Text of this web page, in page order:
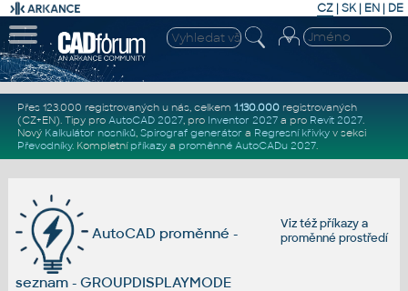
CZ | SK| EN | DE
Přes 123.000 registrovaných u nás, celkem 1.130.000registrovaných
(CZ+EN). Tipy pro AutoCAD 2027, pro Inventor 2027a pro Revit 2027.
Nový Kalkulátor nosníků, Spirograf generátor a Regresní křivkyv sekci
Převodníky. Kompletní příkazya proměnné AutoCADu 2027.
Viz téžpříkazya
proměnné prostředí
AutoCAD proměnné -
seznam - GROUPDISPLAYMODE